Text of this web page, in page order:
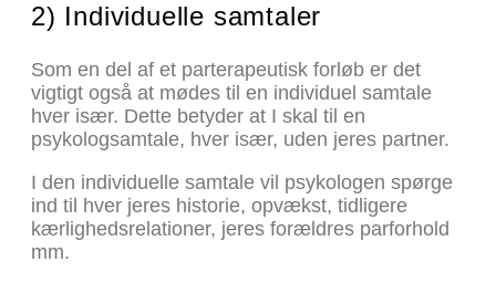
2) Individuelle samtaler
Som en del af et parterapeutisk forløb er det
vigtigt også at mødes til en individuel samtale
hver især. Dette betyder at I skal til en
psykologsamtale, hver især, uden jeres partner.
I den individuelle samtale vil psykologen spørge
ind til hver jeres historie, opvækst, tidligere
kærlighedsrelationer, jeres forældres parforhold
mm.